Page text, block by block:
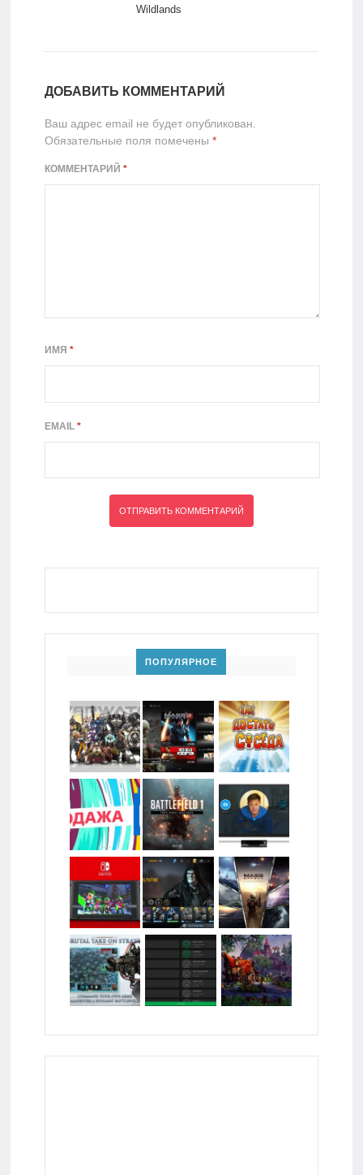
Wildlands
ДОБАВИТЬ КОММЕНТАРИЙ
Ваш адрес email не будет опубликован.
Обязательные поля помечены *
КОММЕНТАРИЙ *
ИМЯ *
EMAIL *
ПОПУЛЯРНОЕ